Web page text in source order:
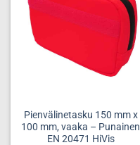
Pienvälinetasku 150 mm x
100 mm, vaaka – Punainen
EN 20471 HiVis